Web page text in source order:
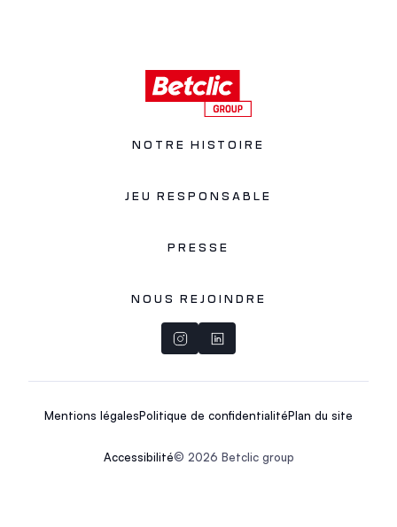
NOTRE HISTOIRE
JEU RESPONSABLE
PRESSE
NOUS REJOINDRE
Mentions légalesPolitique de confidentialitéPlan du site
Accessibilité© 2026 Betclic group